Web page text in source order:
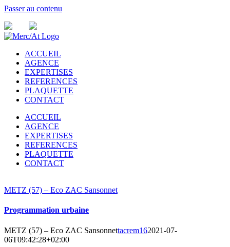
Passer au contenu
ACCUEIL
AGENCE
EXPERTISES
REFERENCES
PLAQUETTE
CONTACT
ACCUEIL
AGENCE
EXPERTISES
REFERENCES
PLAQUETTE
CONTACT
METZ (57) – Eco ZAC Sansonnet
Programmation urbaine
METZ (57) – Eco ZAC Sansonnettacrem162021-07-
06T09:42:28+02:00